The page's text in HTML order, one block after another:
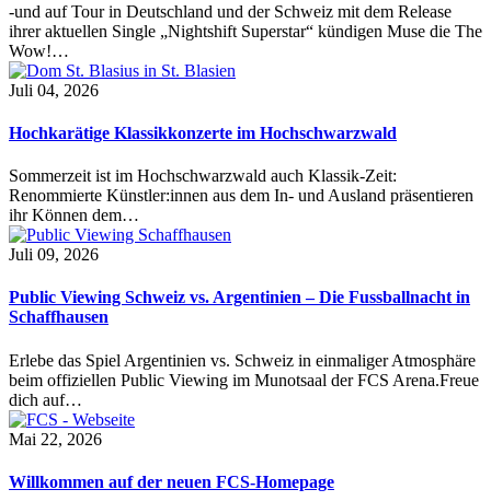
-und auf Tour in Deutschland und der Schweiz mit dem Release
ihrer aktuellen Single „Nightshift Superstar“ kündigen Muse die The
Wow!…
Juli 04, 2026
Hochkarätige Klassikkonzerte im Hochschwarzwald
Sommerzeit ist im Hochschwarzwald auch Klassik-Zeit:
Renommierte Künstler:innen aus dem In- und Ausland präsentieren
ihr Können dem…
Juli 09, 2026
Public Viewing Schweiz vs. Argentinien – Die Fussballnacht in
Schaffhausen
Erlebe das Spiel Argentinien vs. Schweiz in einmaliger Atmosphäre
beim offiziellen Public Viewing im Munotsaal der FCS Arena.Freue
dich auf…
Mai 22, 2026
Willkommen auf der neuen FCS-Homepage